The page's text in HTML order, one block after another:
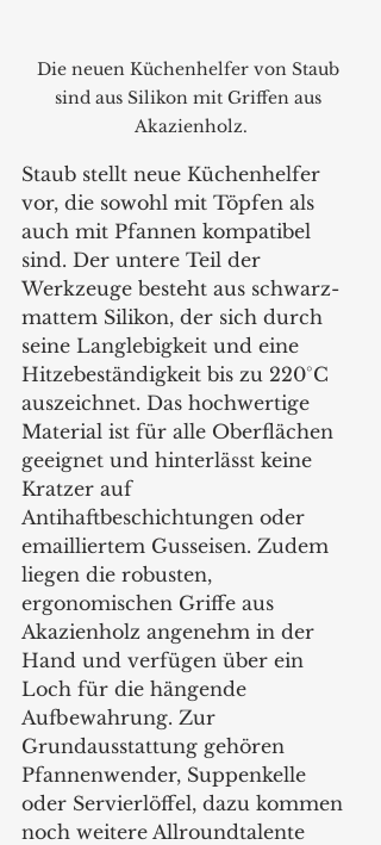
Die neuen Küchenhelfer von Staub
sind aus Silikon mit Griffen aus
Akazienholz.
Staub stellt neue Küchenhelfer
vor, die sowohl mit Töpfen als
auch mit Pfannen kompatibel
sind. Der untere Teil der
Werkzeuge besteht aus schwarz-
mattem Silikon, der sich durch
seine Langlebigkeit und eine
Hitzebeständigkeit bis zu 220°C
auszeichnet. Das hochwertige
Material ist für alle Oberflächen
geeignet und hinterlässt keine
Kratzer auf
Antihaftbeschichtungen oder
emailliertem Gusseisen. Zudem
liegen die robusten,
ergonomischen Griffe aus
Akazienholz angenehm in der
Hand und verfügen über ein
Loch für die hängende
Aufbewahrung. Zur
Grundausstattung gehören
Pfannenwender, Suppenkelle
oder Servierlöffel, dazu kommen
noch weitere Allroundtalente